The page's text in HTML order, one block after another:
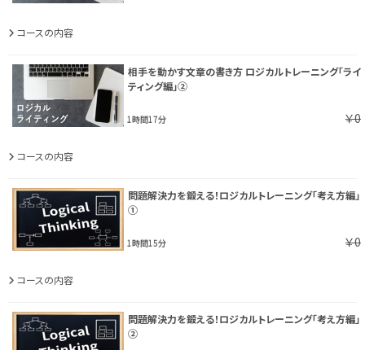
コースの内容
相手を動かす文章の書き方 ロジカルトレーニング「ライ
ティング編」②
1時間17分 ￥0
コースの内容
問題解決力を鍛える！ロジカルトレーニング「考え方編」
①
1時間15分 ￥0
コースの内容
問題解決力を鍛える！ロジカルトレーニング「考え方編」
②